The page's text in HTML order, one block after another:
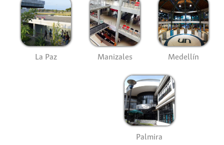
La Paz Manizales Medellín
Palmira